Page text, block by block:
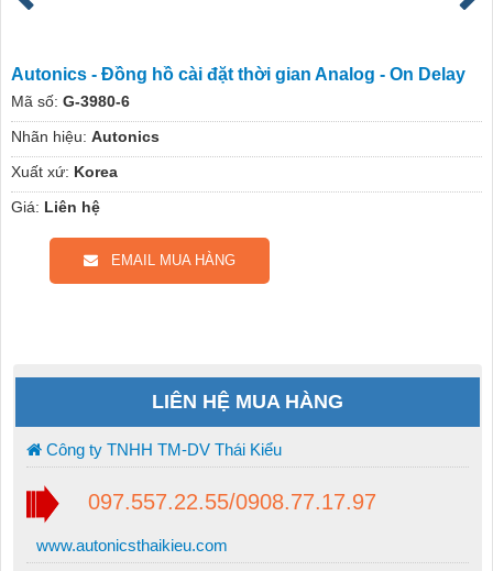
Autonics - Đồng hồ cài đặt thời gian Analog - On Delay
Mã số: G-3980-6
Nhãn hiệu: Autonics
Xuất xứ: Korea
Giá: Liên hệ
EMAIL MUA HÀNG
LIÊN HỆ MUA HÀNG
Công ty TNHH TM-DV Thái Kiểu
097.557.22.55/0908.77.17.97
www.autonicsthaikieu.com